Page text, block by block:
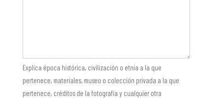
Explica época histórica, civilización o etnia a la que
pertenece, materiales, museo o colección privada a la que
pertenece, créditos de la fotografía y cualquier otra